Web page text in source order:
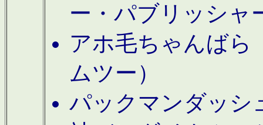
ー・パブリッシャ
アホ毛ちゃんばら
ムツー）
パックマンダッシ